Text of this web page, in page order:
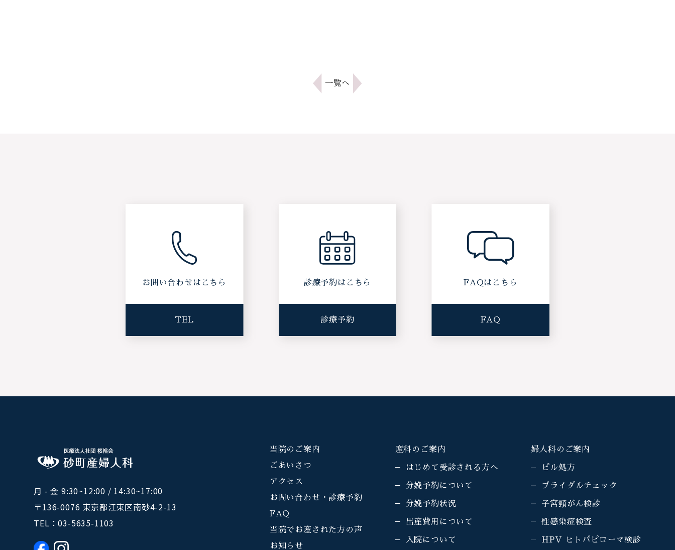
一覧へ
お問い合わせはこちら
TEL
診療予約はこちら
診療予約
FAQはこちら
FAQ
月 - 金 9:30~12:00 / 14:30~17:00
〒136-0076 東京都江東区南砂4-2-13
TEL：03-5635-1103
当院のご案内
ごあいさつ
アクセス
お問い合わせ・診療予約
FAQ
当院でお産された方の声
お知らせ
産科のご案内
はじめて受診される方へ
分娩予約について
分娩予約状況
出産費用について
入院について
婦人科のご案内
ピル処方
ブライダルチェック
子宮頸がん検診
性感染症検査
HPV ヒトパピローマ検診